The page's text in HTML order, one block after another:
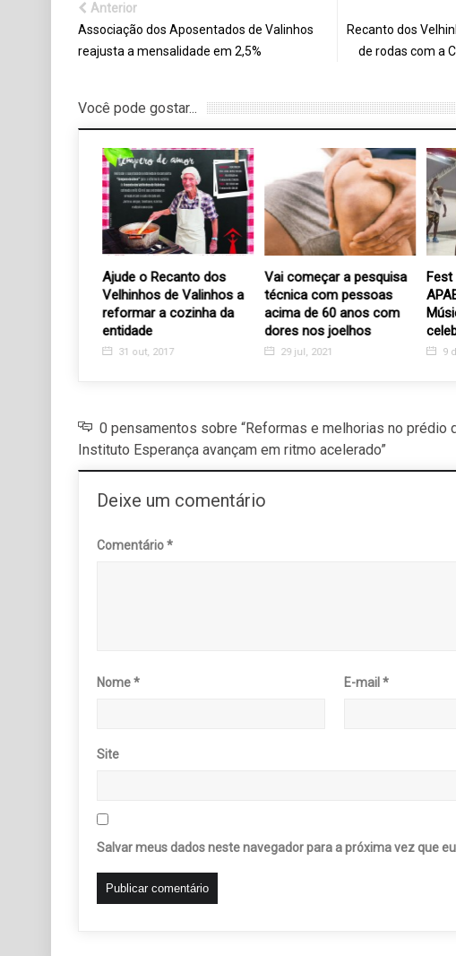
Anterior
Associação dos Aposentados de Valinhos
reajusta a mensalidade em 2,5%
Recanto dos
de rodas com a
Você pode gostar...
Ajude o Recanto dos
Velhinhos de Valinhos a
reformar a cozinha da
entidade
31 out, 2017
Vai começar a pesquisa
técnica com pessoas
acima de 60 anos com
dores nos joelhos
29 jul, 2021
Fest
APAE
9
0 pensamentos sobre “Reformas e melhorias no prédio
Instituto Esperança avançam em ritmo acelerado”
Deixe um comentário
Comentário*
Nome* E-mail*
Site
Salvar meus dados neste navegador para a próxima vez que